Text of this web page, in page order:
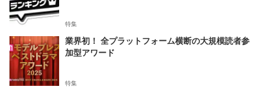
特集
業界初！ 全プラットフォーム横断の大規模読者参
加型アワード
特集